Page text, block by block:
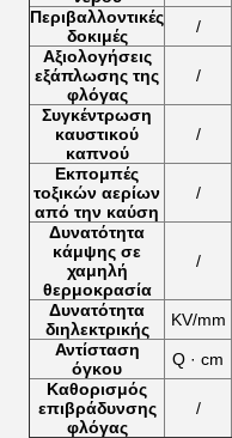
Περιβαλλοντικές
δοκιμές
/
Αξιολογήσεις
εξάπλωσης της
φλόγας
/
Συγκέντρωση
καυστικού
καπνού
/
Εκπομπές
τοξικών αερίων
από την καύση
/
Δυνατότητα
κάμψης σε
χαμηλή
θερμοκρασία
/
Δυνατότητα
διηλεκτρικής
KV/mm
Αντίσταση
όγκου
Q · cm
Καθορισμός
επιβράδυνσης
φλόγας
/